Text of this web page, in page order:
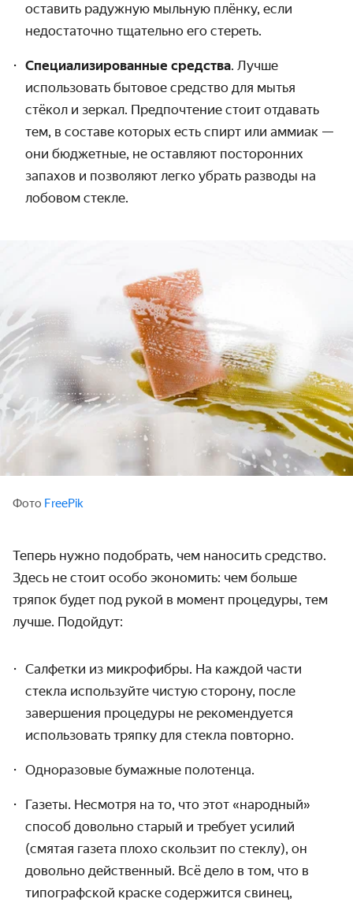
оставить радужную мыльную плёнку, если
недостаточно тщательно его стереть.
Специализированные средства. Лучше
использовать бытовое средство для мытья
стёкол и зеркал. Предпочтение стоит отдавать
тем, в составе которых есть спирт или аммиак —
они бюджетные, не оставляют посторонних
запахов и позволяют легко убрать разводы на
лобовом стекле.
Фото FreePik
Теперь нужно подобрать, чем наносить средство.
Здесь не стоит особо экономить: чем больше
тряпок будет под рукой в момент процедуры, тем
лучше. Подойдут:
Салфетки из микрофибры. На каждой части
стекла используйте чистую сторону, после
завершения процедуры не рекомендуется
использовать тряпку для стекла повторно.
Одноразовые бумажные полотенца.
Газеты. Несмотря на то, что этот «народный»
способ довольно старый и требует усилий
(смятая газета плохо скользит по стеклу), он
довольно действенный. Всё дело в том, что в
типографской краске содержится свинец,